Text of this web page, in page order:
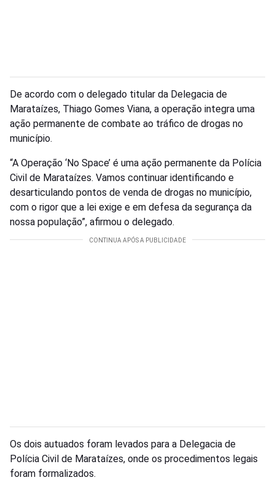
De acordo com o delegado titular da Delegacia de
Marataízes, Thiago Gomes Viana, a operação integra uma
ação permanente de combate ao tráfico de drogas no
município.
“A Operação ‘No Space’ é uma ação permanente da Polícia
Civil de Marataízes. Vamos continuar identificando e
desarticulando pontos de venda de drogas no município,
com o rigor que a lei exige e em defesa da segurança da
nossa população”, afirmou o delegado.
Os dois autuados foram levados para a Delegacia de
Polícia Civil de Marataízes, onde os procedimentos legais
foram formalizados.